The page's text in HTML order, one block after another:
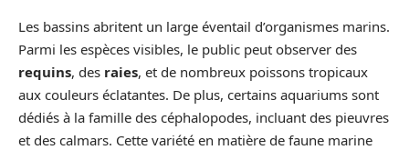
Les bassins abritent un large éventail d’organismes marins.
Parmi les espèces visibles, le public peut observer des
requins, des raies, et de nombreux poissons tropicaux
aux couleurs éclatantes. De plus, certains aquariums sont
dédiés à la famille des céphalopodes, incluant des pieuvres
et des calmars. Cette variété en matière de faune marine